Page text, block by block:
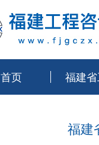
首页 福建
福建